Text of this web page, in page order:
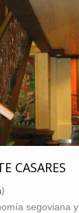
CASARES
)
segoviana y